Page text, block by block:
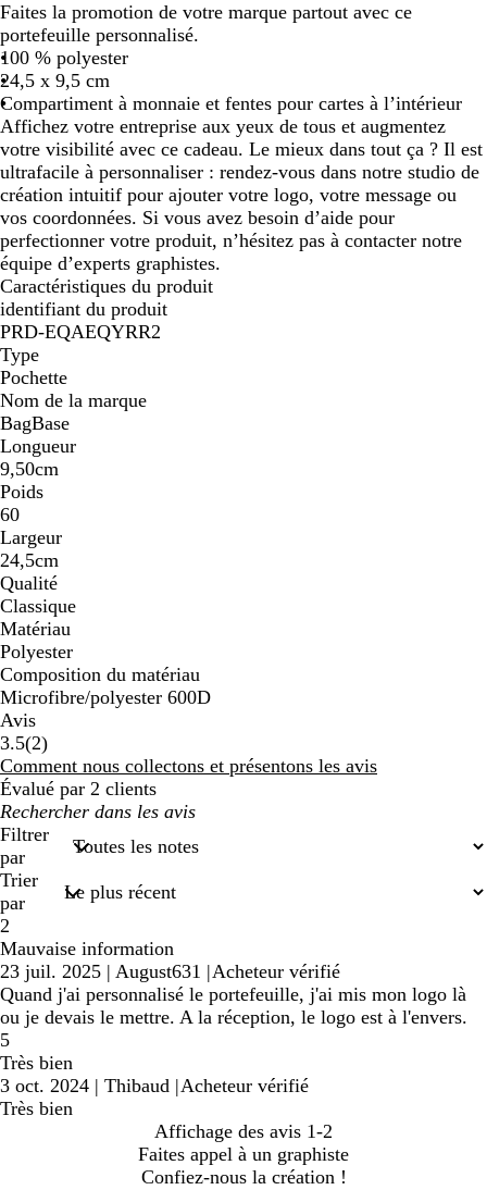
i
r
Faites la promotion de votre marque partout avec ce
portefeuille personnalisé.
100 % polyester
24,5 x 9,5 cm
Compartiment à monnaie et fentes pour cartes à l’intérieur
Affichez votre entreprise aux yeux de tous et augmentez
votre visibilité avec ce cadeau. Le mieux dans tout ça ? Il est
ultrafacile à personnaliser : rendez-vous dans notre studio de
création intuitif pour ajouter votre logo, votre message ou
vos coordonnées. Si vous avez besoin d’aide pour
perfectionner votre produit, n’hésitez pas à contacter notre
équipe d’experts graphistes.
Caractéristiques du produit
identifiant du produit
PRD-EQAEQYRR2
Type
Pochette
Nom de la marque
BagBase
Longueur
9,50cm
Poids
60
Largeur
24,5cm
Qualité
Classique
Matériau
Polyester
Composition du matériau
Microfibre/polyester 600D
Avis
3.5(22
avis
)
Comment nous collectons et présentons les avis
Évalué par 2 clients
Mes
recherches
saisies
Filtrer
par
Trier
par
2
Mauvaise information
23 juil. 2025 | August631 |Acheteur vérifié
Quand j'ai personnalisé le portefeuille, j'ai mis mon logo là
ou je devais le mettre. A la réception, le logo est à l'envers.
5
Très bien
3 oct. 2024 | Thibaud |Acheteur vérifié
Très bien
Affichage des avis 1-2
Faites appel à un graphiste
Confiez-nous la création !